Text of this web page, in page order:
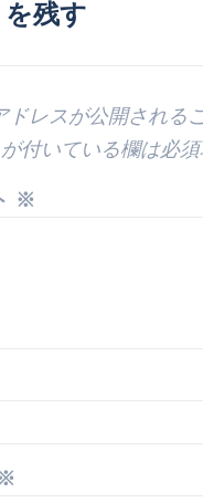
残す
ドレスが公開される
付いている欄は必
※